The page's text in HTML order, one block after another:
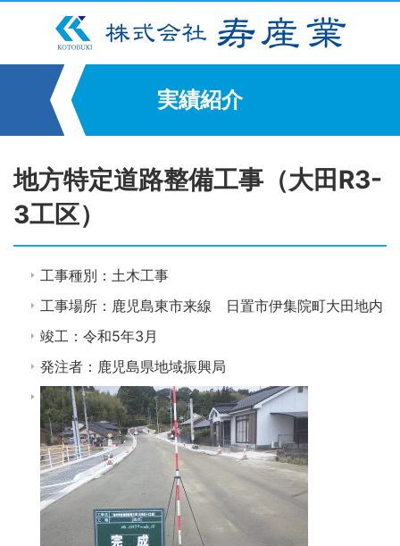
実績紹介
地方特定道路整備工事（大田R3-
3工区）
工事種別：土木工事
工事場所：鹿児島東市来線 日置市伊集院町大田地内
竣工：令和5年3月
発注者：鹿児島県地域振興局